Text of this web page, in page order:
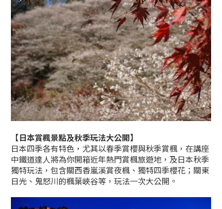
【日本賞楓景點及秋季玩法大公開】
日本四季各有特色，尤其以春季賞櫻與秋季賞楓，在講座
中鐵道達人將為你開箱近年熱門賞楓旅遊地，及日本秋季
獨特玩法，包含關西香嵐溪賞夜楓、獨特四季櫻花；關東
日光、鬼怒川的楓葉峽谷等，玩法一次大公開。